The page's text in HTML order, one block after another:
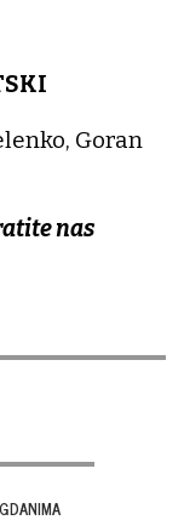
Goran
nas